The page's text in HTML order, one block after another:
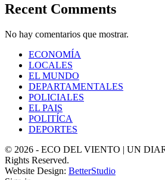
Recent Comments
No hay comentarios que mostrar.
ECONOMÍA
LOCALES
EL MUNDO
DEPARTAMENTALES
POLICIALES
EL PAIS
POLITÍCA
DEPORTES
© 2026 - ECO DEL VIENTO | UN
Rights Reserved.
Website Design: BetterStudio